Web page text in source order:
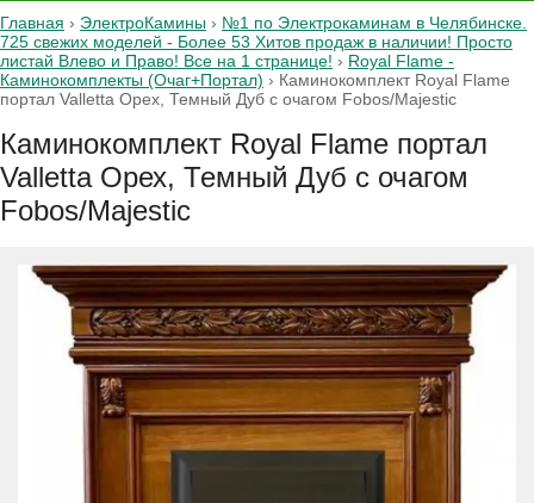
Главная › ЭлектроКамины › №1 по Электрокаминам в Челябинске.
725 свежих моделей - Более 53 Хитов продаж в наличии! Просто
листай Влево и Право! Все на 1 странице! › Royal Flame -
Каминокомплекты (Очаг+Портал) › Каминокомплект Royal Flame
портал Valletta Орех, Темный Дуб с очагом Fobos/Majestic
Каминокомплект Royal Flame портал
Valletta Орех, Темный Дуб с очагом
Fobos/Majestic